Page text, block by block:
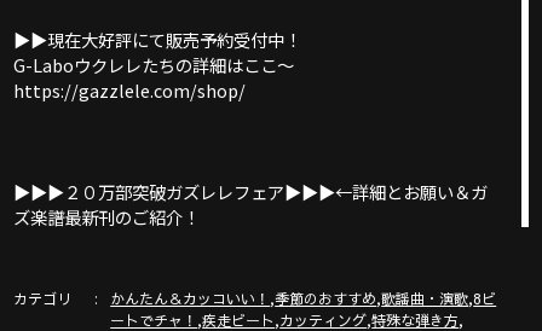
▶︎▶︎現在大好評にて販売予約受付中！
G-Laboウクレレたちの詳細はここ〜
https://gazzlele.com/shop/
▶︎▶︎▶︎２０万部突破ガズレレフェア▶︎▶︎▶︎←詳細とお願い＆ガ
ズ楽譜最新刊のご紹介！
カテゴリ かんたん＆カッコいい！ ,季節のおすすめ,歌謡曲・演歌,8ビ
ートでチャ！ ,疾走ビート,カッティング,特殊な弾き方,